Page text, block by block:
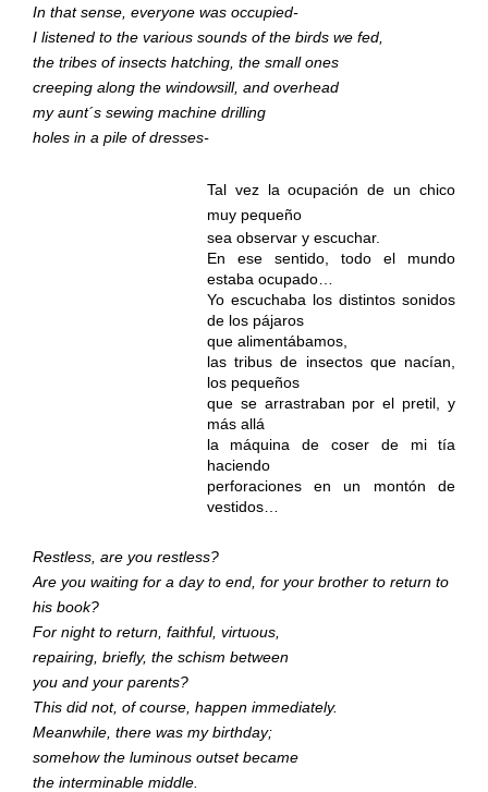
In that sense, everyone was occupied-
I listened to the various sounds of the birds we fed,
the tribes of insects hatching, the small ones
creeping along the windowsill, and overhead
my aunt´s sewing machine drilling
holes in a pile of dresses-
Tal vez la ocupación de un chico
muy pequeño
sea observar y escuchar.
En ese sentido, todo el mundo
estaba ocupado…
Yo escuchaba los distintos sonidos
de los pájaros
que alimentábamos,
las tribus de insectos que nacían,
los pequeños
que se arrastraban por el pretil, y
más allá
la máquina de coser de mi tía
haciendo
perforaciones en un montón de
vestidos…
Restless, are you restless?
Are you waiting for a day to end, for your brother to return to
his book?
For night to return, faithful, virtuous,
repairing, briefly, the schism between
you and your parents?
This did not, of course, happen immediately.
Meanwhile, there was my birthday;
somehow the luminous outset became
the interminable middle.